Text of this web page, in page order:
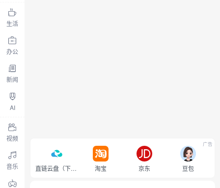
生活
办公
新闻
AI
视频
音乐 直链云盘（下载不限速） 淘宝 京东 豆包
广告